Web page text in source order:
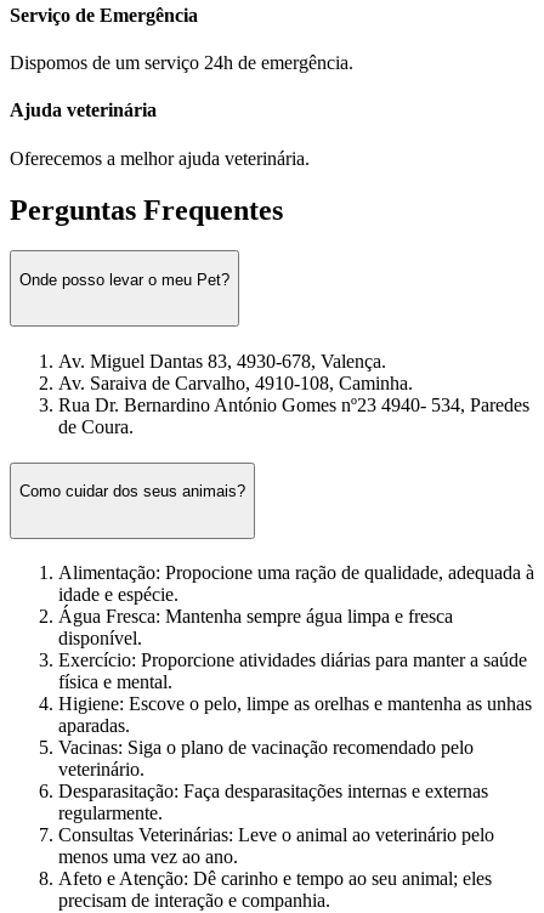
Serviço de Emergência
Dispomos de um serviço 24h de emergência.
Ajuda veterinária
Oferecemos a melhor ajuda veterinária.
Perguntas Frequentes
Onde posso levar o meu Pet?
Av. Miguel Dantas 83, 4930-678, Valença.
Av. Saraiva de Carvalho, 4910-108, Caminha.
Rua Dr. Bernardino António Gomes nº23 4940- 534, Paredes
de Coura.
Como cuidar dos seus animais?
Alimentação: Propocione uma ração de qualidade, adequada à
idade e espécie.
Água Fresca: Mantenha sempre água limpa e fresca
disponível.
Exercício: Proporcione atividades diárias para manter a saúde
física e mental.
Higiene: Escove o pelo, limpe as orelhas e mantenha as unhas
aparadas.
Vacinas: Siga o plano de vacinação recomendado pelo
veterinário.
Desparasitação: Faça desparasitações internas e externas
regularmente.
Consultas Veterinárias: Leve o animal ao veterinário pelo
menos uma vez ao ano.
Afeto e Atenção: Dê carinho e tempo ao seu animal; eles
precisam de interação e companhia.